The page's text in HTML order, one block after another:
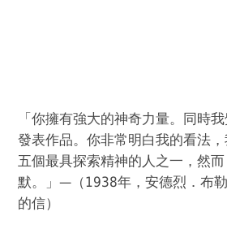
「你擁有強大的神奇力量。同時
發表作品。你非常明白我的看法
五個最具探索精神的人之一，然
默。」—（1938年，安德烈．布
的信）